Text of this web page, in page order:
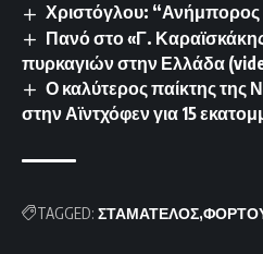
Χριστόγλου: “Ανήμπορος
Πανό στο «Γ.
πυρκαγιών στην Ελλάδα
Ο καλύτερος παίκτης της
στην Αϊντχόφεν για 15
TAGGED: ΣΤΑΜΑΤΕΛΟΣ